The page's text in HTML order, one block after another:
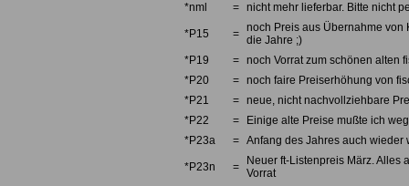
*nml
= nicht mehr lieferbar. Bitte nicht
*P15 = noch Preis aus Übernahme von
die Jahre ;)
*P19
= noch Vorrat zum schönen alten
*P20
= noch faire Preiserhöhung von
*P21
= neue, nicht nachvollziehbare
*P22
=
Einige alte Preise mußte ich
*P23a
= Anfang des Jahres auch
*P23n =
Neuer ft-Listenpreis März. Alles
Vorrat